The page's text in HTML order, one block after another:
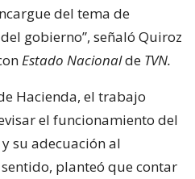
del tema de
gobierno”, señaló Quiroz
Estado Nacionalde TVN.
Hacienda, el trabajo
el funcionamiento del
su adecuación al
planteó que contar